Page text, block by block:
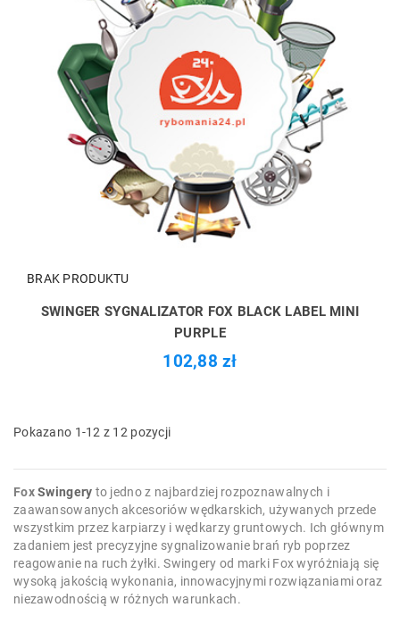
BRAK PRODUKTU
SWINGER SYGNALIZATOR FOX BLACK LABEL MINI
PURPLE
102,88 zł
Pokazano 1-12 z 12 pozycji
FoxSwingery to jedno z najbardziej rozpoznawalnych i
zaawansowanych akcesoriów wędkarskich, używanych przede
wszystkim przez karpiarzy i wędkarzy gruntowych. Ich głównym
zadaniem jest precyzyjne sygnalizowanie brań ryb poprzez
reagowanie na ruch żyłki. Swingery od marki Fox wyróżniają się
wysoką jakością wykonania, innowacyjnymi rozwiązaniami oraz
niezawodnością w różnych warunkach.